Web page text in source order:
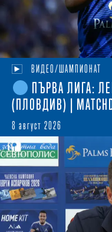
ВИДЕО/ШАМПИОНАТ
ПЪРВА ЛИГА:
(ПЛОВДИВ) |
8 август 2026